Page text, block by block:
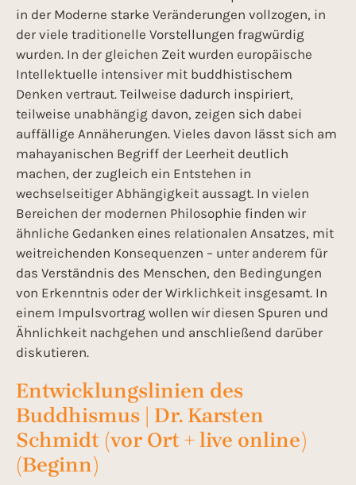
in der Moderne starke Veränderungen vollzogen, in
der viele traditionelle Vorstellungen fragwürdig
wurden. In der gleichen Zeit wurden europäische
Intellektuelle intensiver mit buddhistischem
Denken vertraut. Teilweise dadurch inspiriert,
teilweise unabhängig davon, zeigen sich dabei
auffällige Annäherungen. Vieles davon lässt sich am
mahayanischen Begriff der Leerheit deutlich
machen, der zugleich ein Entstehen in
wechselseitiger Abhängigkeit aussagt. In vielen
Bereichen der modernen Philosophie finden wir
ähnliche Gedanken eines relationalen Ansatzes, mit
weitreichenden Konsequenzen – unter anderem für
das Verständnis des Menschen, den Bedingungen
von Erkenntnis oder der Wirklichkeit insgesamt. In
einem Impulsvortrag wollen wir diesen Spuren und
Ähnlichkeit nachgehen und anschließend darüber
diskutieren.
Entwicklungslinien des
Buddhismus | Dr. Karsten
Schmidt (vor Ort + live online)
(Beginn)